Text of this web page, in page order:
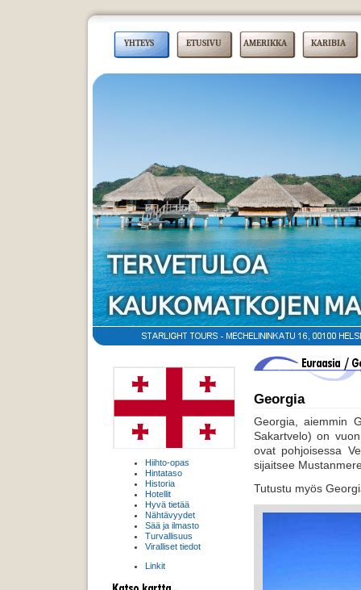
YHTEYS ETUSIVU AMERIKKA KARIBIA
Georgia
Georgia, aiemmin
Sakartvelo) on
ovat pohjoisessa
sijaitsee
Tutustu myös
Hiihto-opas
Hintataso
Historia
Hotellit
Hyvä tietää
Nähtävyydet
Sää ja ilmasto
Turvallisuus
Viralliset tiedot
Linkit